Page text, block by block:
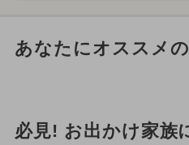
あなたにオススメ
必見! お出かけ家族